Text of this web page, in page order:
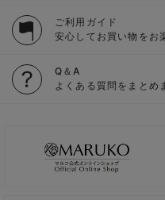
ご利用ガイド
安心してお買い物をお
Q＆A
よくある質問をまとめ